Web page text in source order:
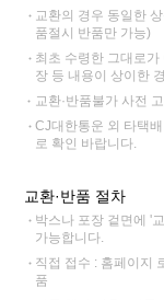
교환의 경우 동일한
품절시 반품만 가능)
최초 수령한 그대로
장 등 내용이 상이한
교환·반품불가 사전
CJ대한통운 외 타택
로 확인 바랍니다.
교환·반품 절차
박스나 포장 겉면에 '
가능합니다.
직접 접수 : 홈페이지
품